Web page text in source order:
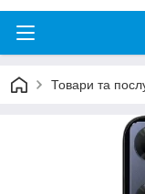
Товари та